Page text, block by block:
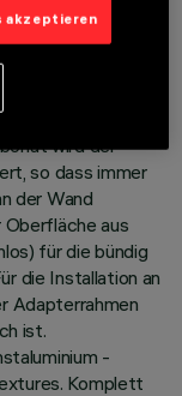
speziell für die
eine
von Wänden,
Dank des
wird der
so dass immer
der Wand
aus
für die bündig
die Installation an
Adapterrahmen
ist.
-
Komplett
akzeptieren